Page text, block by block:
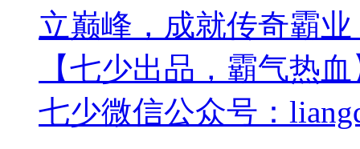
立巅峰，成就传奇霸业
【七少出品，霸气热
七少微信公众号：